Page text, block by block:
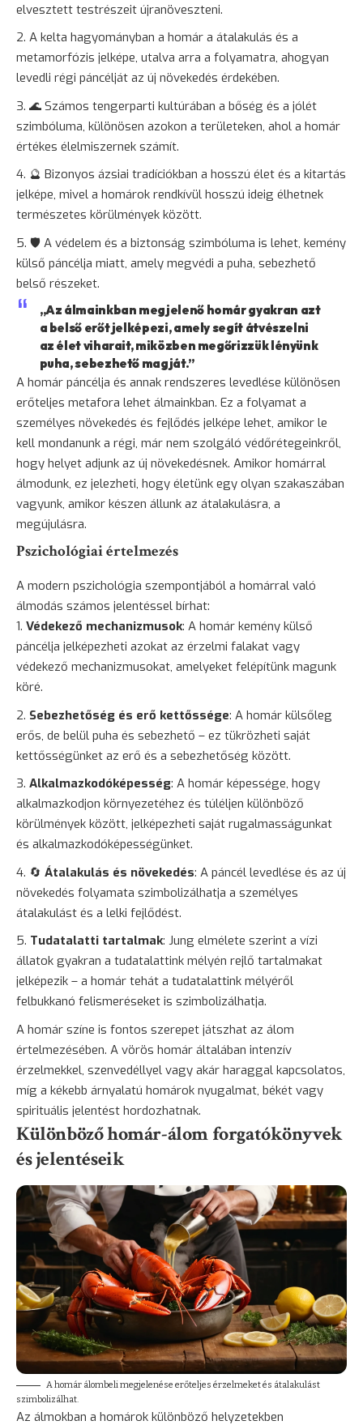
elvesztett testrészeit újranöveszteni.
A kelta hagyományban a homár a átalakulás és a
metamorfózis jelképe, utalva arra a folyamatra, ahogyan
levedli régi páncélját az új növekedés érdekében.
🌊 Számos tengerparti kultúrában a bőség és a jólét
szimbóluma, különösen azokon a területeken, ahol a homár
értékes élelmiszernek számít.
🔮 Bizonyos ázsiai tradíciókban a hosszú élet és a kitartás
jelképe, mivel a homárok rendkívül hosszú ideig élhetnek
természetes körülmények között.
🛡️ A védelem és a biztonság szimbóluma is lehet, kemény
külső páncélja miatt, amely megvédi a puha, sebezhető
belső részeket.
„Az álmainkban megjelenő homár gyakran azt
a belső erőt jelképezi, amely segít átvészelni
az élet viharait, miközben megőrizzük lényünk
puha, sebezhető magját.”
A homár páncélja és annak rendszeres levedlése különösen
erőteljes metafora lehet álmainkban. Ez a folyamat a
személyes növekedés és fejlődés jelképe lehet, amikor le
kell mondanunk a régi, már nem szolgáló védőrétegeinkről,
hogy helyet adjunk az új növekedésnek. Amikor homárral
álmodunk, ez jelezheti, hogy életünk egy olyan szakaszában
vagyunk, amikor készen állunk az átalakulásra, a
megújulásra.
Pszichológiai értelmezés
A modern pszichológia szempontjából a homárral való
álmodás számos jelentéssel bírhat:
Védekező mechanizmusok: A homár kemény külső
páncélja jelképezheti azokat az érzelmi falakat vagy
védekező mechanizmusokat, amelyeket felépítünk magunk
köré.
Sebezhetőség és erő kettőssége: A homár külsőleg
erős, de belül puha és sebezhető – ez tükrözheti saját
kettősségünket az erő és a sebezhetőség között.
Alkalmazkodóképesség: A homár képessége, hogy
alkalmazkodjon környezetéhez és túléljen különböző
körülmények között, jelképezheti saját rugalmasságunkat
és alkalmazkodóképességünket.
🔄 Átalakulás és növekedés: A páncél levedlése és az új
növekedés folyamata szimbolizálhatja a személyes
átalakulást és a lelki fejlődést.
Tudatalatti tartalmak: Jung elmélete szerint a vízi
állatok gyakran a tudatalattink mélyén rejlő tartalmakat
jelképezik – a homár tehát a tudatalattink mélyéről
felbukkanó felismeréseket is szimbolizálhatja.
A homár színe is fontos szerepet játszhat az álom
értelmezésében. A vörös homár általában intenzív
érzelmekkel, szenvedéllyel vagy akár haraggal kapcsolatos,
míg a kékebb árnyalatú homárok nyugalmat, békét vagy
spirituális jelentést hordozhatnak.
Különböző homár-álom forgatókönyvek
és jelentéseik
A homár álombeli megjelenése erőteljes érzelmeket és átalakulást
szimbolizálhat.
Az álmokban a homárok különböző helyzetekben